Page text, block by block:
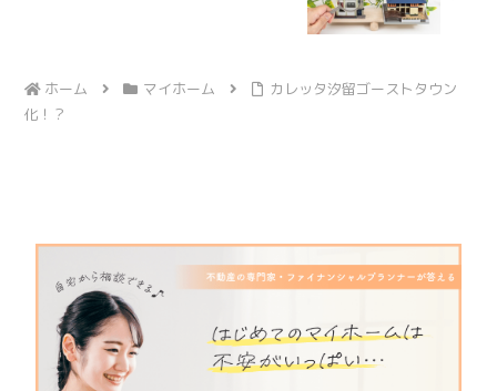
ホーム マイホーム
カレッタ汐留ゴーストタウン
化！？